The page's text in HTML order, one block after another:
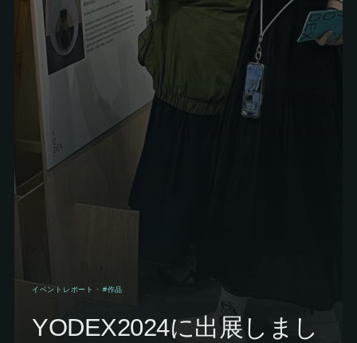
イベントレポート · #作品
YODEX2024に出展しまし